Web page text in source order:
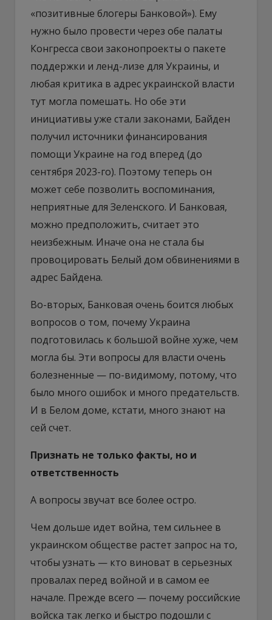
«позитивные блогеры Банковой»). Ему
нужно было провести через обе палаты
Конгресса свои законопроекты о пакете
поддержки и ленд-лизе для Украины, и
любая критика в адрес украинской власти
тут могла помешать. Но обе эти
инициативы уже стали законами, Байден
получил источники финансирования
помощи Украине на год вперед (до
сентября 2023-го). Поэтому теперь он
может себе позволить воспоминания,
неприятные для Зеленского. И Банковая,
можно предположить, считает это
неизбежным. Иначе она не стала бы
провоцировать Белый дом обвинениями в
адрес Байдена.
Во-вторых, Банковая очень боится любых
вопросов о том, почему Украина
подготовилась к большой войне хуже, чем
могла бы. Эти вопросы для власти очень
болезненные — по-видимому, потому, что
было много ошибок и много предательств.
И в Белом доме, кстати, много знают на
сей счет.
Признать не только факты, но и
ответственность
А вопросы звучат все более остро.
Чем дольше идет война, тем сильнее в
украинском обществе растет запрос на то,
чтобы узнать — кто виноват в серьезных
провалах перед войной и в самом ее
начале. Прежде всего — почему российские
войска так легко и быстро подошли с